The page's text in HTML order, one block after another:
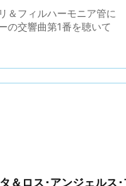
＆フィルハーモニア管に
の交響曲第1番を聴いて
＆ロス･アンジェル